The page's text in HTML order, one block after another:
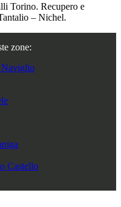
Torino. Recupero e
– Nichel.
zone:
Naviglio
Castello